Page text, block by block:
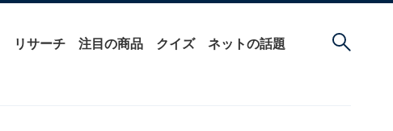
リサーチ 注目の商品 クイズ ネットの話題